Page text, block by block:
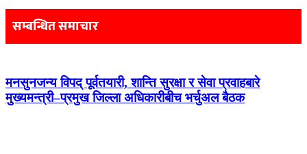
navigation
सम्बन्धित समाचार
मनसुनजन्य विपद् पूर्वतयारी, शान्ति सुरक्षा र सेवा प्रवाहबारे
मुख्यमन्त्री–प्रमुख जिल्ला अधिकारीबीच भर्चुअल बैठक